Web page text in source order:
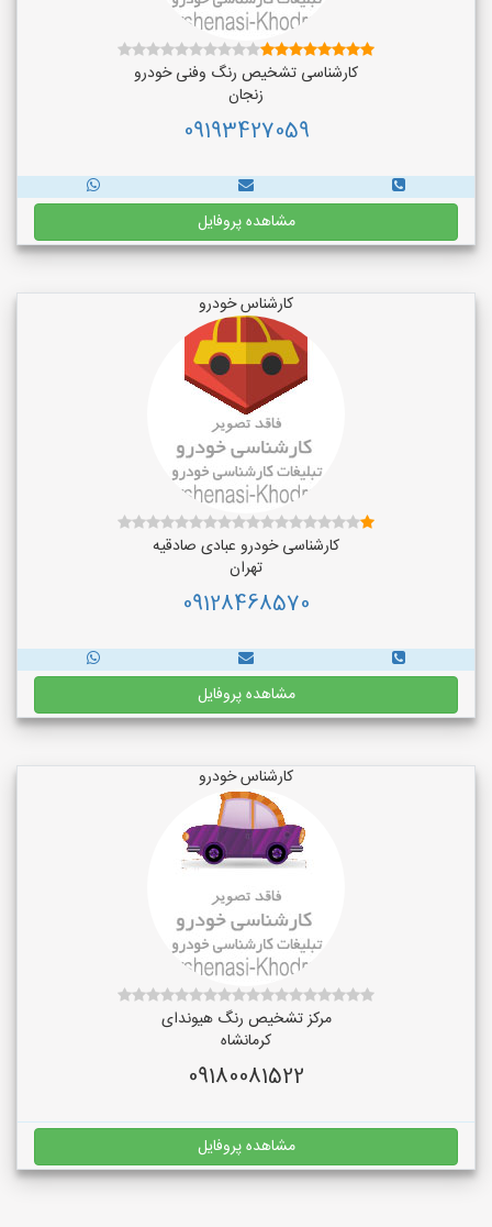
کارشناسی تشخیص رنگ وفنی خودرو
زنجان
09193427059
مشاهده پروفایل
کارشناس خودرو
کارشناسی خودرو عبادی صادقیه
تهران
09128468570
مشاهده پروفایل
کارشناس خودرو
مرکز تشخیص رنگ هیوندای
کرمانشاه
09180081522
مشاهده پروفایل